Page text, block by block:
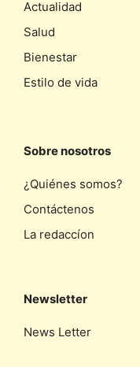
Actualidad
Salud
Bienestar
Estilo de vida
Sobre nosotros
¿Quiénes somos?
Contáctenos
La redaccíon
Newsletter
News Letter